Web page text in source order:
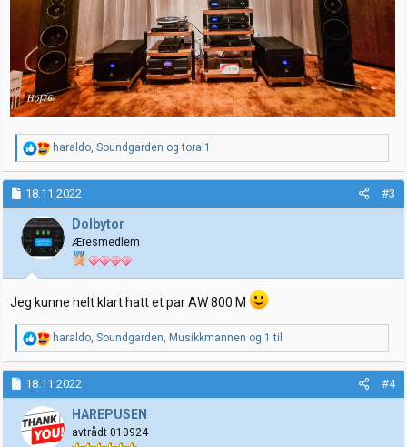
R
e
a
k
s
j
o
n
r
haraldo, Soundgarden ogtoral1
18.11.2022 #3
Dolbytor
Æresmedlem
Jeg kunne helt klart hatt et par AW 800 M
R
e
a
k
s
j
o
n
haraldo, Soundgarden, Musikkmannen og 1 til
18.11.2022 #4
HAREPUSEN
avtrådt 010924